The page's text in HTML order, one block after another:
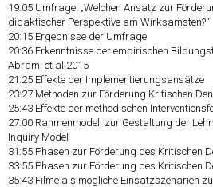
19:05 Umfrage: „Welchen Ansatz zur
didaktischer Perspektive am Wirksamsten?“
20:15 Ergebnisse der Umfrage
20:36 Erkenntnisse der empirischen
Abrami et al 2015
21:25 Effekte der Implementierungsansätze
23:27 Methoden zur Förderung Kritischen
25:43 Effekte der methodischen
27:00 Rahmenmodell zur Gestaltung der
Inquiry Model
31:55 Phasen zur Förderung des Kritischen
33:55 Phasen zur Förderung des Kritischen
35:43 Filme als mögliche Einsatzszenarien